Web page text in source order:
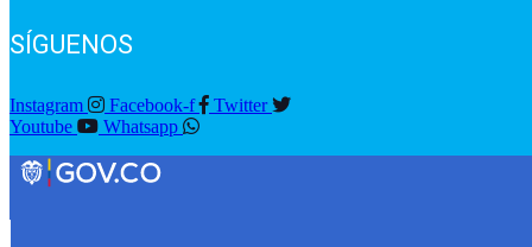
SÍGUENOS
Instagram Facebook-f
Twitter
Youtube
Whatsapp